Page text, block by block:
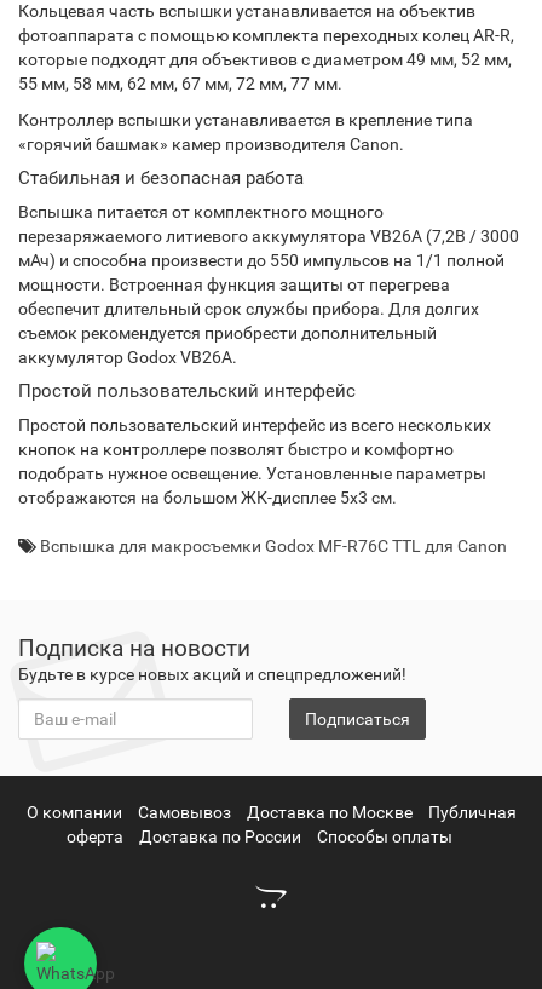
Кольцевая часть вспышки устанавливается на объектив
фотоаппарата с помощью комплекта переходных колец AR-R,
которые подходят для объективов с диаметром 49 мм, 52 мм,
55 мм, 58 мм, 62 мм, 67 мм, 72 мм, 77 мм.
Контроллер вспышки устанавливается в крепление типа
«горячий башмак» камер производителя Canon.
Стабильная и безопасная работа
Вспышка питается от комплектного мощного
перезаряжаемого литиевого аккумулятора VB26A (7,2В / 3000
мАч) и способна произвести до 550 импульсов на 1/1 полной
мощности. Встроенная функция защиты от перегрева
обеспечит длительный срок службы прибора. Для долгих
съемок рекомендуется приобрести дополнительный
аккумулятор Godox VB26A.
Простой пользовательский интерфейс
Простой пользовательский интерфейс из всего нескольких
кнопок на контроллере позволят быстро и комфортно
подобрать нужное освещение. Установленные параметры
отображаются на большом ЖК-дисплее 5х3 см.
Вспышка для макросъемки Godox MF-R76C TTL для Canon
Подписка на новости
Будьте в курсе новых акций и спецпредложений!
Подписаться
О компании Самовывоз Доставка по Москве
Публичная
оферта
Доставка по России Способы оплаты